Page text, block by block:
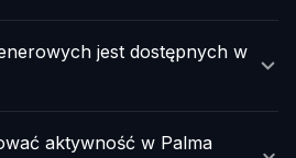
jest dostępnych w
aktywność w Palma